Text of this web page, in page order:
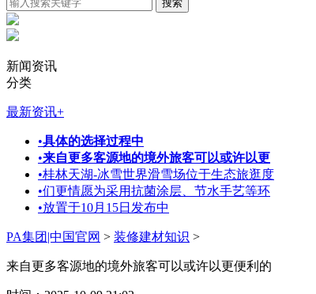
新闻资讯
分类
最新资讯+
•具体的选择过程中
•来自更多客源地的境外旅客可以或许以更
•桂林天湖-冰雪世界滑雪场位于生态旅逛度
•们更情愿为采用抗菌涂层、节水手艺等环
•放置于10月15日发布中
PA集团|中国官网 > 装修建材知识 >
来自更多客源地的境外旅客可以或许以更便利的